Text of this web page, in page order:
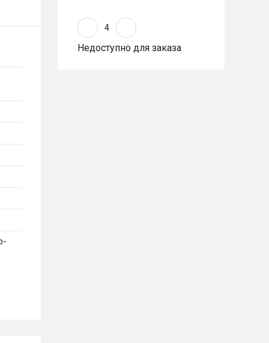
Недоступно для заказа